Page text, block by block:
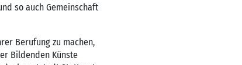
so auch Gemeinschaft
Berufung zu machen,
Bildenden Künste